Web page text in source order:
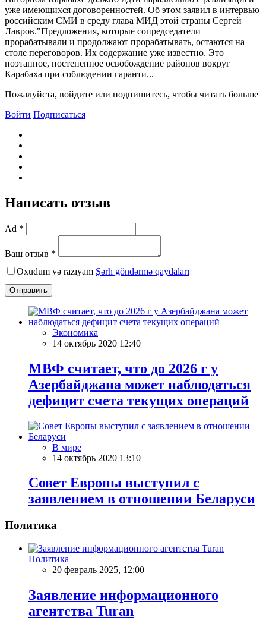
уже имеющихся договоренностей. Об этом заявил в интервью
российским СМИ в среду глава МИД этой страны Сергей
Лавров."Предложения, которые сопредседатели
прорабатывали и продолжают прорабатывать, остаются на
столе переговоров. Их содержание уже известно. Это
поэтапное, постепенное освобождение районов вокруг
Карабаха при соблюдении гаранти...
Пожалуйста, войдите или подпишитесь, чтобы читать больше
Войти Подписаться
Написать отзыв
Ad *
Ваш отзыв *
Oxudum və razıyam Şərh göndərmə qaydaları
Отправить
Экономика
14 октябрь 2020 12:40
МВФ считает, что до 2026 г у
Азербайджана может наблюдаться
дефицит счета текущих операций
В мире
14 октябрь 2020 13:10
Совет Европы выступил с
заявлением в отношении Беларуси
Политика
Политика
20 февраль 2025, 12:00
Заявление информационного
агентства Turan